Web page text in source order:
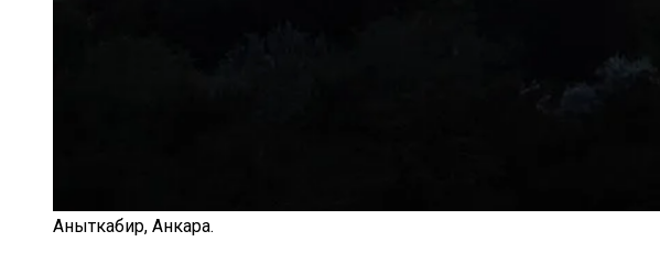
Аныткабир, Анкара.